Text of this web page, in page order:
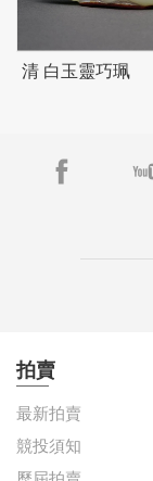
清 白玉靈巧珮
拍賣
最新拍賣
競投須知